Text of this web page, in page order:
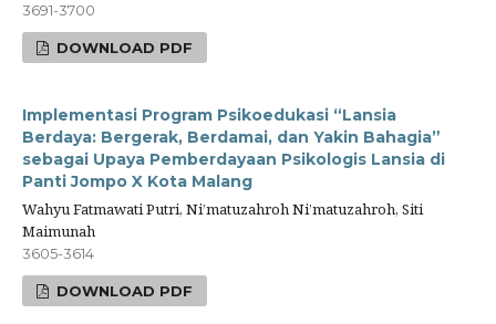
3691-3700
DOWNLOAD PDF
Implementasi Program Psikoedukasi “Lansia
Berdaya: Bergerak, Berdamai, dan Yakin Bahagia”
sebagai Upaya Pemberdayaan Psikologis Lansia di
Panti Jompo X Kota Malang
Wahyu Fatmawati Putri, Ni’matuzahroh Ni’matuzahroh, Siti
Maimunah
3605-3614
DOWNLOAD PDF